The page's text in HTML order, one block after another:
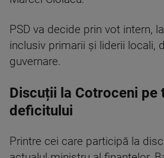
PSD va decide prin vot intern,
inclusiv primarii și liderii locali,
guvernare.
Discuții la Cotroceni pe
deficitului
Printre cei care participă la